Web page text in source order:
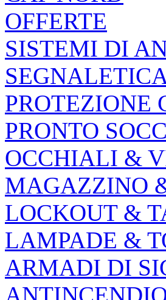
OFFERTE
SISTEMI DI
PROTEZIONE
PRONTO
OCCHIALI &
MAGAZZINO
LOCKOUT &
LAMPADE &
ARMADI DI